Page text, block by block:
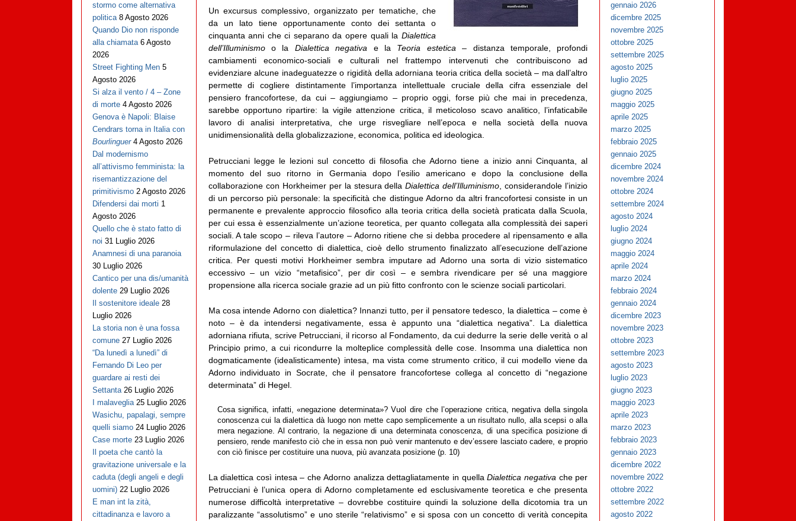
Un excursus complessivo, organizzato per tematiche, che
da un lato tiene opportunamente conto dei settanta o
cinquanta anni che ci separano da opere quali la Dialettica
dell’Illuminismoo la Dialettica negativa e la Teoria estetica – distanza temporale, profondi
cambiamenti economico-sociali e culturali nel frattempo intervenuti che contribuiscono ad
evidenziare alcune inadeguatezze o rigidità della adorniana teoria critica della società – ma dall’altro
permette di cogliere distintamente l’importanza intellettuale cruciale della cifra essenziale del
pensiero francofortese, da cui – aggiungiamo – proprio oggi, forse più che mai in precedenza,
sarebbe opportuno ripartire: la vigile attenzione critica, il meticoloso scavo analitico, l’infaticabile
lavoro di analisi interpretativa, che urge risvegliare nell’epoca e nella società della nuova
unidimensionalità della globalizzazione, economica, politica ed ideologica.
Petrucciani legge le lezioni sul concetto di filosofia che Adorno tiene a inizio anni Cinquanta, al
momento del suo ritorno in Germania dopo l’esilio americano e dopo la conclusione della
collaborazione con Horkheimer per la stesura dellaDialettica dell’Illuminismo , considerandole l’inizio
di un percorso più personale: la specificità che distingue Adorno da altri francofortesi consiste in un
permanente e prevalente approccio filosofico alla teoria critica della società praticata dalla Scuola,
per cui essa è essenzialmente un’azione teoretica, per quanto collegata alla complessità dei saperi
sociali. A tale scopo – rileva l’autore – Adorno ritiene che si debba procedere al ripensamento e alla
riformulazione del concetto di dialettica, cioè dello strumento finalizzato all’esecuzione dell’azione
critica. Per questi motivi Horkheimer sembra imputare ad Adorno una sorta di vizio sistematico
eccessivo – un vizio “metafisico”, per dir così – e sembra rivendicare per sé una maggiore
propensione alla ricerca sociale grazie ad un più fitto confronto con le scienze sociali particolari.
Ma cosa intende Adorno con dialettica? Innanzi tutto, per il pensatore tedesco, la dialettica – come è
noto – è da intendersi negativamente, essa è appunto una “dialettica negativa”. La dialettica
adorniana rifiuta, scrive Petrucciani, il ricorso al Fondamento, da cui dedurre la serie delle verità o al
Principio primo, a cui ricondurre la molteplice complessità delle cose. Insomma una dialettica non
dogmaticamente (idealisticamente) intesa, ma vista come strumento critico, il cui modello viene da
Adorno individuato in Socrate, che il pensatore francofortese collega al concetto di “negazione
determinata” di Hegel.
Cosa significa, infatti, «negazione determinata»? Vuol dire che l’operazione critica, negativa della singola
conoscenza cui la dialettica dà luogo non mette capo semplicemente a un risultato nullo, alla scepsi o alla
mera negazione. Al contrario, la negazione di una determinata conoscenza, di una specifica posizione di
pensiero, rende manifesto ciò che in essa non può venir mantenuto e dev’essere lasciato cadere, e proprio
con ciò finisce per costituire una nuova, più avanzata posizione (p. 10)
La dialettica così intesa – che Adorno analizza dettagliatamente in quella Dialettica negativa che per
Petrucciani è l’unica opera di Adorno completamente ed esclusivamente teoretica e che presenta
numerose difficoltà interpretative – dovrebbe costituire quindi la soluzione della dicotomia tra un
paralizzante “assolutismo” e uno sterile “relativismo” e si sposa con un concetto di verità concepita
stormo come alternativa
politica 8 Agosto 2026
Quando Dio non risponde
alla chiamata 6 Agosto
2026
Street Fighting Men 5
Agosto 2026
Si alza il vento / 4 – Zone
di morte 4 Agosto 2026
Genova è Napoli: Blaise
Cendrars torna in Italia con
Bourlinguer 4 Agosto 2026
Dal modernismo
all’attivismo femminista: la
risemantizzazione del
primitivismo 2 Agosto 2026
Difendersi dai morti 1
Agosto 2026
Quello che è stato fatto di
noi 31 Luglio 2026
Anamnesi di una paranoia
30 Luglio 2026
Cantico per una dis/umanità
dolente 29 Luglio 2026
Il sostenitore ideale 28
Luglio 2026
La storia non è una fossa
comune 27 Luglio 2026
“Da lunedì a lunedì” di
Fernando Di Leo per
guardare ai resti dei
Settanta 26 Luglio 2026
I malaveglia 25 Luglio 2026
Wasichu, papalagi, sempre
quelli siamo 24 Luglio 2026
Case morte 23 Luglio 2026
Il poeta che cantò la
gravitazione universale e la
caduta (degli angeli e degli
uomini) 22 Luglio 2026
E man int la zità,
cittadinanza e lavoro a
gennaio 2026
dicembre 2025
novembre 2025
ottobre 2025
settembre 2025
agosto 2025
luglio 2025
giugno 2025
maggio 2025
aprile 2025
marzo 2025
febbraio 2025
gennaio 2025
dicembre 2024
novembre 2024
ottobre 2024
settembre 2024
agosto 2024
luglio 2024
giugno 2024
maggio 2024
aprile 2024
marzo 2024
febbraio 2024
gennaio 2024
dicembre 2023
novembre 2023
ottobre 2023
settembre 2023
agosto 2023
luglio 2023
giugno 2023
maggio 2023
aprile 2023
marzo 2023
febbraio 2023
gennaio 2023
dicembre 2022
novembre 2022
ottobre 2022
settembre 2022
agosto 2022